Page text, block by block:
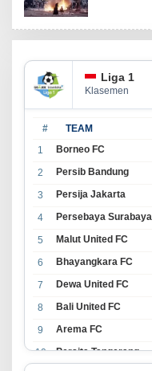
Liga 1
Klasemen
# TEAM
1 Borneo FC
2
Persib Bandung
3
Persija Jakarta
4
Persebaya Surabaya
5
Malut United FC
6
Bhayangkara FC
7
Dewa United FC
8
Bali United FC
9
Arema FC
10
Persita Tangerang